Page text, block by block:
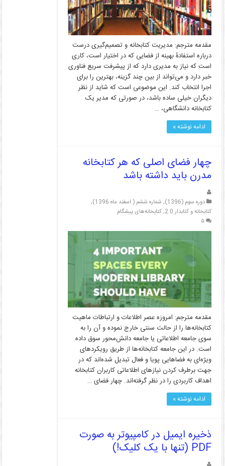
مقدمه مترجم: مدیریت کتابخانه و تصمیم‌گیری درست
درباره استفادۀ بهینه از فضایی که در اختیار است، کاری
است که نیاز به مدیری دارد که از پیشرفت سریع فناوری
خبر دارد و می‌تواند از بین چند گزینه، بهترین را برای
اجرا انتخاب کند. این موضوعی است که شاید از نظر
دیگران خیلی ساده باشد، در صورتی که مدیر یک
کتابخانه‌ دانشگاهی، …
ادامه نوشته »
چهار فضای اصلی که هر کتابخانه
مدرن باید داشته باشد
دوره سوم (1396) , شماره ششم ( اسفند ماه 1396)
,
کتابخانه و کتابدار 2.0
,کتابخانه‌های پیشگام
۵
مقدمه مترجم: امروزه عصر اطلاعات و ارتباطات ماهیت
کتابخانه‌ها را از حالت سنتی خارج نموده و آن را به
سوی جامعه اطلاعاتی یا جامعه دانش‌محور سوق داده
است. در این جامعه کتابخانه‌ها از طریق رویکردهای
ویژه‌ای به فضاهایی پویا و فعال تبدیل شده‌اند که در
جهت برطرف کردن نیازهای اطلاعاتی کاربران کتابخانه
اهداف کاربردی را در نظر گرفته‌اند. چهار فضای …
ادامه نوشته »
ذخیره ایمیل در کامپیوتر به صورت
PDF (تنها با یک کلیک!)